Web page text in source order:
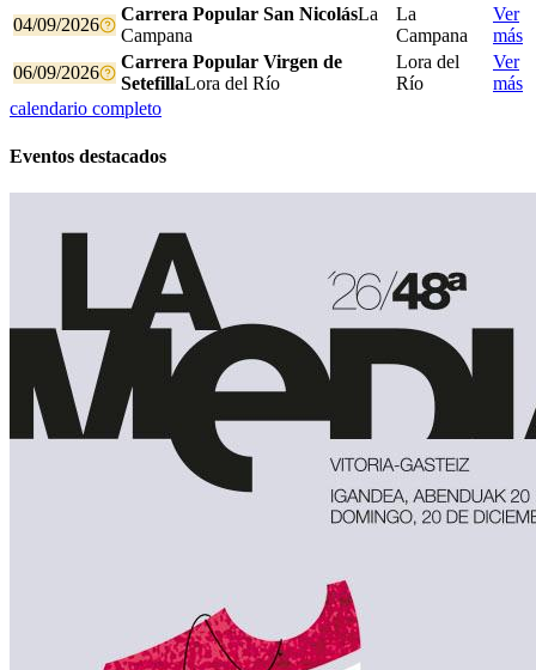
04/09/2026
Carrera Popular San NicolásLa
Campana
La
Campana
Ver
más
06/09/2026
Carrera Popular Virgen de
SetefillaLora del Río
Lora del
Río
Ver
más
calendario completo
Eventos destacados